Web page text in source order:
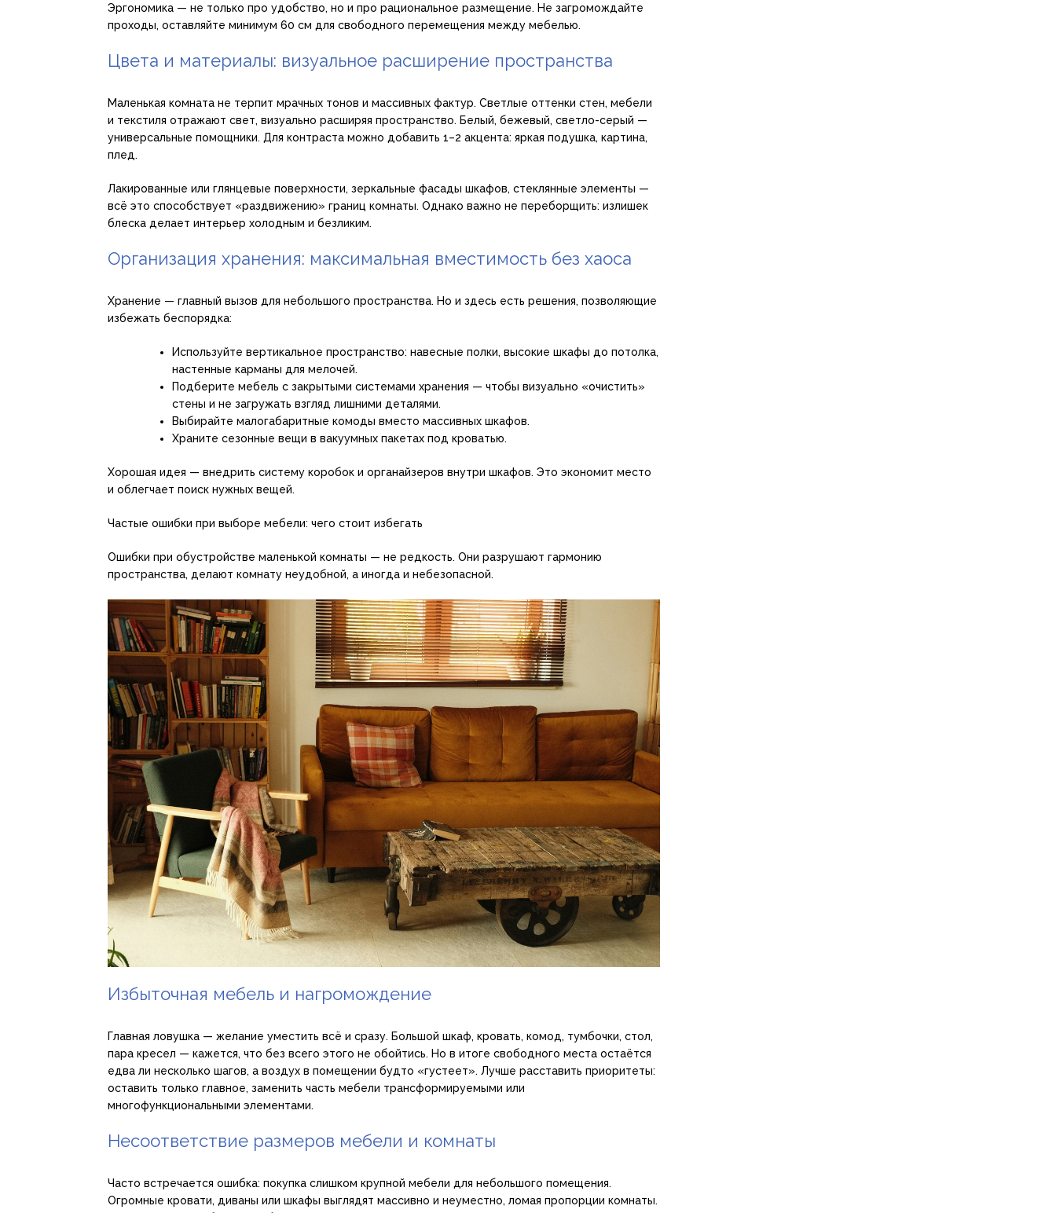
Эргономика — не только про удобство, но и про рациональное размещение. Не загромождайте
проходы, оставляйте минимум 60 см для свободного перемещения между мебелью.
Цвета и материалы: визуальное расширение пространства
Маленькая комната не терпит мрачных тонов и массивных фактур. Светлые оттенки стен, мебели
и текстиля отражают свет, визуально расширяя пространство. Белый, бежевый, светло-серый —
универсальные помощники. Для контраста можно добавить 1–2 акцента: яркая подушка, картина,
плед.
Лакированные или глянцевые поверхности, зеркальные фасады шкафов, стеклянные элементы —
всё это способствует «раздвижению» границ комнаты. Однако важно не переборщить: излишек
блеска делает интерьер холодным и безликим.
Организация хранения: максимальная вместимость без хаоса
Хранение — главный вызов для небольшого пространства. Но и здесь есть решения, позволяющие
избежать беспорядка:
Используйте вертикальное пространство: навесные полки, высокие шкафы до потолка,
настенные карманы для мелочей.
Подберите мебель с закрытыми системами хранения — чтобы визуально «очистить»
стены и не загружать взгляд лишними деталями.
Выбирайте малогабаритные комоды вместо массивных шкафов.
Храните сезонные вещи в вакуумных пакетах под кроватью.
Хорошая идея — внедрить систему коробок и органайзеров внутри шкафов. Это экономит место
и облегчает поиск нужных вещей.
Частые ошибки при выборе мебели: чего стоит избегать
Ошибки при обустройстве маленькой комнаты — не редкость. Они разрушают гармонию
пространства, делают комнату неудобной, а иногда и небезопасной.
Избыточная мебель и нагромождение
Главная ловушка — желание уместить всё и сразу. Большой шкаф, кровать, комод, тумбочки, стол,
пара кресел — кажется, что без всего этого не обойтись. Но в итоге свободного места остаётся
едва ли несколько шагов, а воздух в помещении будто «густеет». Лучше расставить приоритеты:
оставить только главное, заменить часть мебели трансформируемыми или
многофункциональными элементами.
Несоответствие размеров мебели и комнаты
Часто встречается ошибка: покупка слишком крупной мебели для небольшого помещения.
Огромные кровати, диваны или шкафы выглядят массивно и неуместно, ломая пропорции комнаты.